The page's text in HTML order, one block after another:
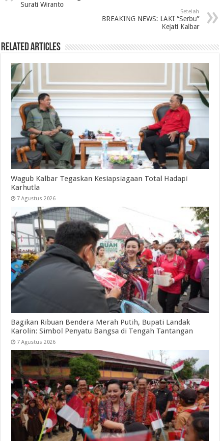
Surati Wiranto
Setelah
BREAKING NEWS: LAKI “Serbu”
Kejati Kalbar
Related Articles
Wagub Kalbar Tegaskan Kesiapsiagaan Total Hadapi
Karhutla
7 Agustus 2026
Bagikan Ribuan Bendera Merah Putih, Bupati Landak
Karolin: Simbol Penyatu Bangsa di Tengah Tantangan
7 Agustus 2026